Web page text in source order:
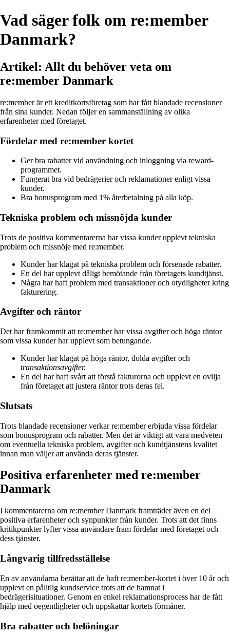
Vad säger folk om re:member
Danmark?
Artikel: Allt du behöver veta om
re:member Danmark
re:member är ett kreditkortsföretag som har fått blandade recensioner
från sina kunder. Nedan följer en sammanställning av olika
erfarenheter med företaget.
Fördelar med re:member kortet
Ger bra rabatter vid användning och inloggning via reward-
programmet.
Fungerat bra vid bedrägerier och reklamationer enligt vissa
kunder.
Bra bonusprogram med 1% återbetalning på alla köp.
Tekniska problem och missnöjda kunder
Trots de positiva kommentarerna har vissa kunder upplevt tekniska
problem och missnöje med re:member.
Kunder har klagat på tekniska problem och försenade rabatter.
En del har upplevt dåligt bemötande från företagets kundtjänst.
Några har haft problem med transaktioner och otydligheter kring
fakturering.
Avgifter och räntor
Det har framkommit att re:member har vissa avgifter och höga räntor
som vissa kunder har upplevt som betungande.
Kunder har klagat på höga räntor, dolda avgifter och
transaktionsavgifter.
En del har haft svårt att förstå fakturorna och upplevt en ovilja
från företaget att justera räntor trots deras fel.
Slutsats
Trots blandade recensioner verkar re:member erbjuda vissa fördelar
som bonusprogram och rabatter. Men det är viktigt att vara medveten
om eventuella tekniska problem, avgifter och kundtjänstens kvalitet
innan man väljer att använda deras tjänster.
Positiva erfarenheter med re:member
Danmark
I kommentarerna om re:member Danmark framträder även en del
positiva erfarenheter och synpunkter från kunder. Trots att det finns
kritikpunkter lyfter vissa användare fram fördelar med företaget och
dess tjänster.
Långvarig tillfredsställelse
En av användarna berättar att de haft re:member-kortet i över 10 år och
upplevt en pålitlig kundservice trots att de hamnat i
bedrägerisituationer. Genom en enkel reklamationsprocess har de fått
hjälp med oegentligheter och uppskattar kortets förmåner.
Bra rabatter och belöningar